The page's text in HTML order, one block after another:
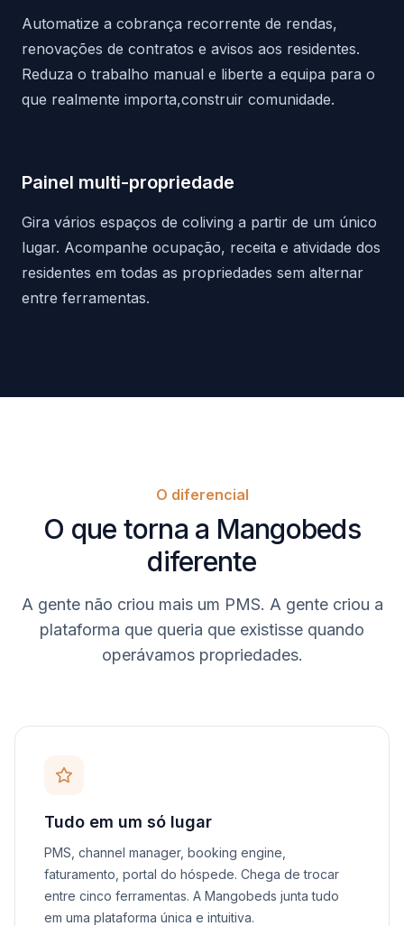
Automatize a cobrança recorrente de rendas,
renovações de contratos e avisos aos residentes.
Reduza o trabalho manual e liberte a equipa para o
que realmente importa,construir comunidade.
Painel multi-propriedade
Gira vários espaços de coliving a partir de um único
lugar. Acompanhe ocupação, receita e atividade dos
residentes em todas as propriedades sem alternar
entre ferramentas.
O diferencial
O que torna a Mangobeds
diferente
A gente não criou mais um PMS. A gente criou a
plataforma que queria que existisse quando
operávamos propriedades.
Tudo em um só lugar
PMS, channel manager, booking engine,
faturamento, portal do hóspede. Chega de trocar
entre cinco ferramentas. A Mangobeds junta tudo
em uma plataforma única e intuitiva.